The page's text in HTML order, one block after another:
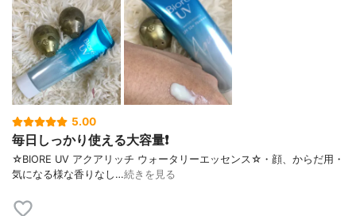
5.00
毎日しっかり使える大容量❗
☆BIORE UV アクアリッチ ウォータリーエッセンス☆・顔、からだ用・
気になる様な香りなし…続きを見る